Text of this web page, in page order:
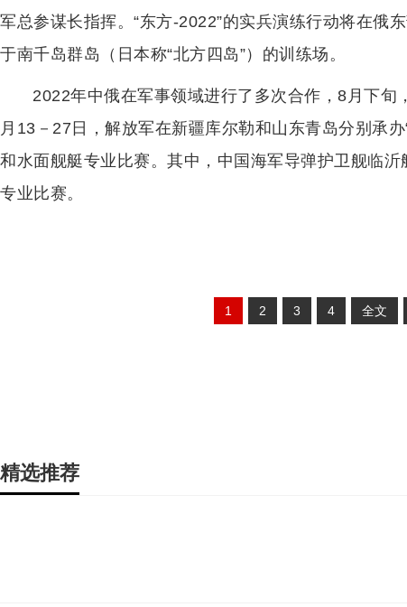
军总参谋长指挥。“东方-2022”的实兵演练行动将在俄
于南千岛群岛（日本称“北方四岛”）的训练场。
2022年中俄在军事领域进行了多次合作，8月下旬
月13－27日，解放军在新疆库尔勒和山东青岛分别承
和水面舰艇专业比赛。其中，中国海军导弹护卫舰临
专业比赛。
1 2 3 4 全文
精选推荐